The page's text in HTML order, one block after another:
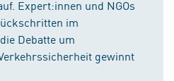
Expert:innen und NGOs
im
Debatte um
gewinnt